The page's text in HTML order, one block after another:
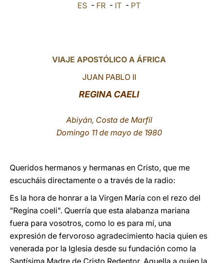
ES - FR - IT - PT
VIAJE APOSTÓLICO A ÁFRICA
JUAN PABLO II
REGINA CAELI
Abiyán, Costa de Marfil
Domingo 11 de mayo de 1980
Queridos hermanos y hermanas en Cristo, que me
escucháis directamente o a través de la radio:
Es la hora de honrar a la Virgen María con el rezo del
"Regina coeli". Querría que esta alabanza mariana
fuera para vosotros, como lo es para mí, una
expresión de fervoroso agradecimiento hacia quien es
venerada por la Iglesia desde su fundación como la
Santísima Madre de Cristo Redentor, Aquella a quien la